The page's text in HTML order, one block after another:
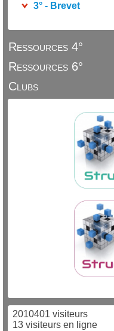
3° - Brevet
Ressources 4°
Ressources 6°
Clubs
2010401 visiteurs
13 visiteurs en ligne